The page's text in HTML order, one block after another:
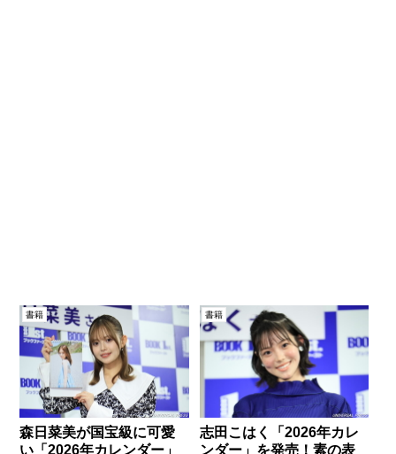
書籍
森日菜美が国宝級に可愛
い「2026年カレンダー」
書籍
志田こはく「2026年カレ
ンダー」を発売！素の表